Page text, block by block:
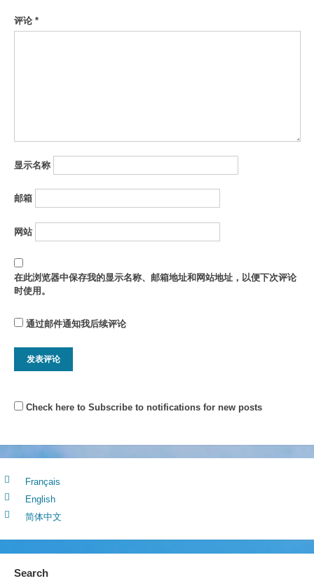
评论 *
显示名称
邮箱
网站
在此浏览器中保存我的显示名称、邮箱地址和网站地址，以便下次评论
时使用。
通过邮件通知我后续评论
Check here to Subscribe to notifications for new posts
Français
English
简体中文
Search